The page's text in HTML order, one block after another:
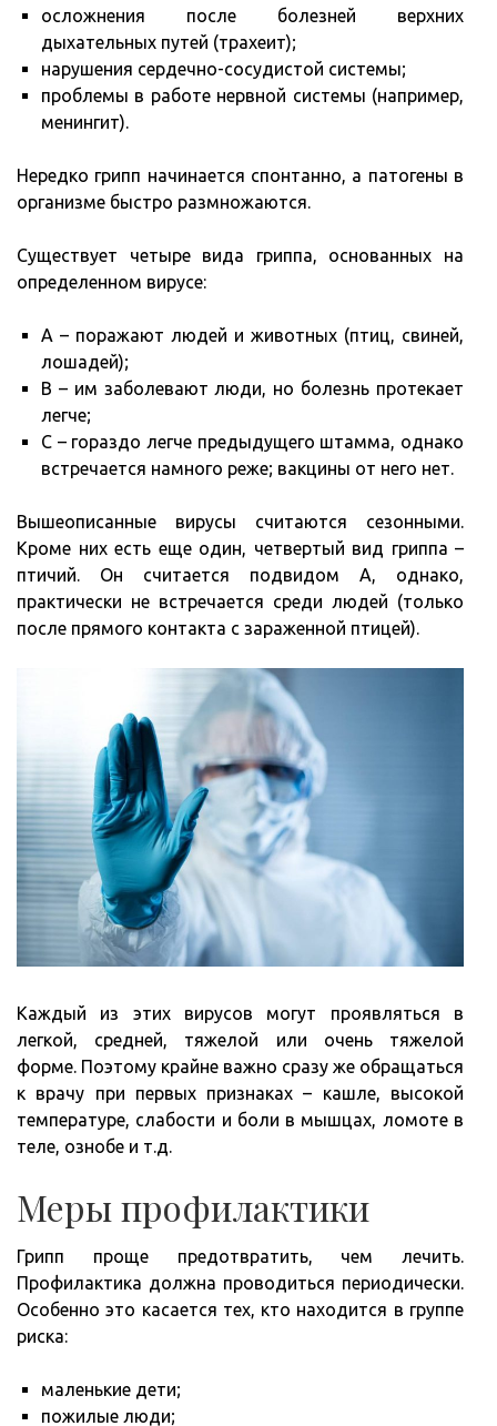
осложнения после болезней верхних
дыхательных путей (трахеит);
нарушения сердечно-сосудистой системы;
проблемы в работе нервной системы (например,
менингит).
Нередко грипп начинается спонтанно, а патогены в
организме быстро размножаются.
Существует четыре вида гриппа, основанных на
определенном вирусе:
А – поражают людей и животных (птиц, свиней,
лошадей);
В – им заболевают люди, но болезнь протекает
легче;
С – гораздо легче предыдущего штамма, однако
встречается намного реже; вакцины от него нет.
Вышеописанные вирусы считаются сезонными.
Кроме них есть еще один, четвертый вид гриппа –
птичий. Он считается подвидом А, однако,
практически не встречается среди людей (только
после прямого контакта с зараженной птицей).
Каждый из этих вирусов могут проявляться в
легкой, средней, тяжелой или очень тяжелой
форме. Поэтому крайне важно сразу же обращаться
к врачу при первых признаках – кашле, высокой
температуре, слабости и боли в мышцах, ломоте в
теле, ознобе и т.д.
Меры профилактики
Грипп проще предотвратить, чем лечить.
Профилактика должна проводиться периодически.
Особенно это касается тех, кто находится в группе
риска:
маленькие дети;
пожилые люди;